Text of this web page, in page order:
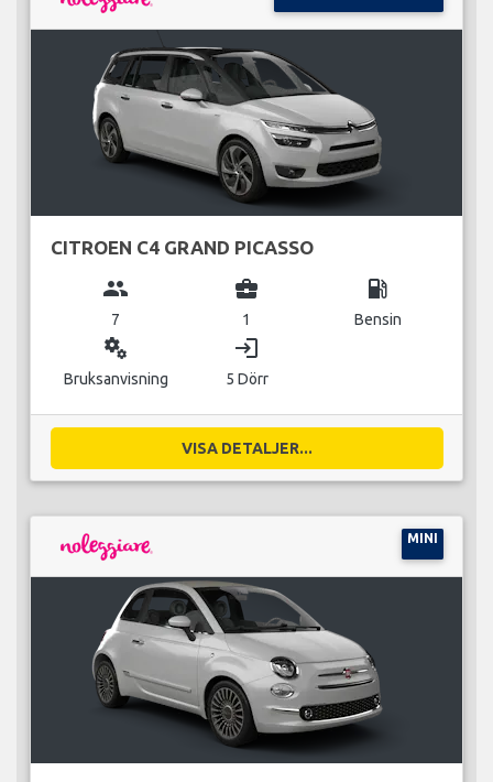
CITROEN C4 GRAND PICASSO
group
7
business_center
1
local_gas_station
Bensin
miscellaneous_services
Bruksanvisning
login
5 Dörr
VISA DETALJER...
MINI